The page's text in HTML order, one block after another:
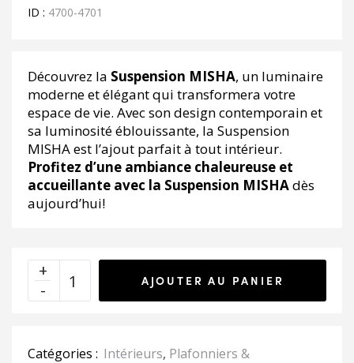
ID : 4700-4701
Découvrez la Suspension MISHA, un luminaire
moderne et élégant qui transformera votre
espace de vie. Avec son design contemporain et
sa luminosité éblouissante, la Suspension
MISHA est l’ajout parfait à tout intérieur.
Profitez d’une ambiance chaleureuse et
accueillante avec la Suspension MISHAdès
aujourd’hui!
AJOUTER AU PANIER
Catégories : Intérieurs, Plafonniers &